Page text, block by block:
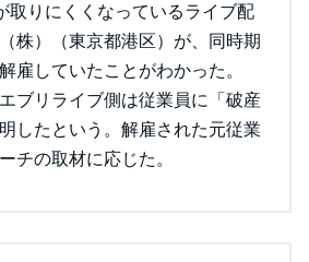
取りにくくなっているライブ配
株）（東京都港区）が、同時期
雇していたことがわかった。
ブリライブ側は従業員に「破産
したという。解雇された元従業
チの取材に応じた。